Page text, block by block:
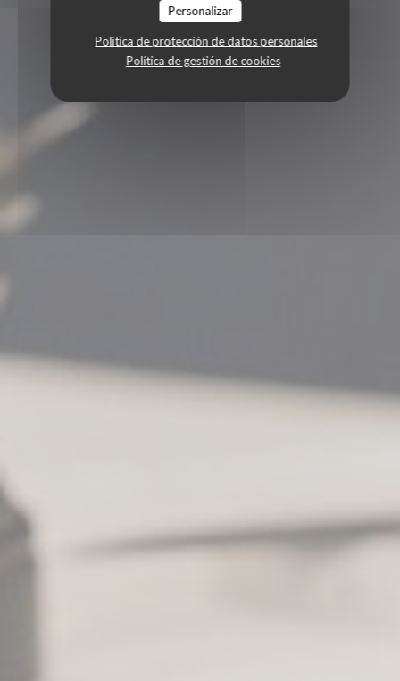
Personalizar
Política de protección de datos personales
Política de gestión de cookies